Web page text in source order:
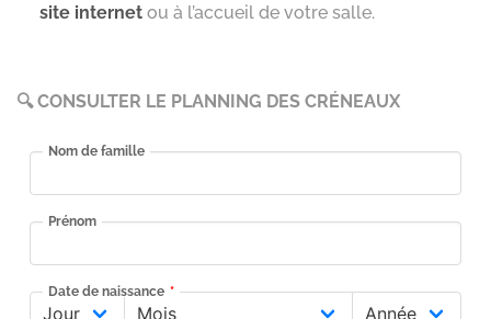
site internetou à l’accueil de votre salle.
🔍 CONSULTER LE PLANNING DES CRÉNEAUX